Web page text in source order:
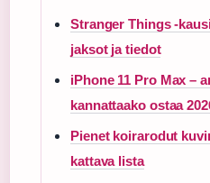
Stranger Things -
jaksot ja tiedot
iPhone 11 Pro Max –
kannattaako ostaa
Pienet koirarodut
kattava lista